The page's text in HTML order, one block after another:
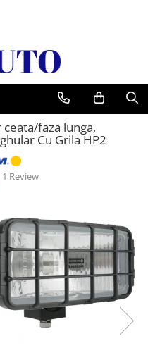
faza lunga,
Cu Grila HP2
1 Review